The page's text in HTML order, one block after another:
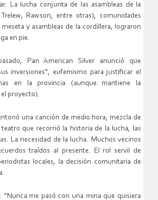
La lucha conjunta de las asambleas de la
Rawson, entre otras), comunidades
y asambleas de la cordillera, lograron
en pie.
Pan American Silver anunció que
inversiones”, eufemismo para justificar el
en la provincia (aunque mantiene la
proyecto).
una canción de medio hora, mezcla de
que recorrió la historia de la lucha, las
La necesidad de la lucha. Muchos vecinos
traídos al presente. El rol servil de
locales, la decisión comunitaria de
“Nunca me pasó con una mina que quisiera